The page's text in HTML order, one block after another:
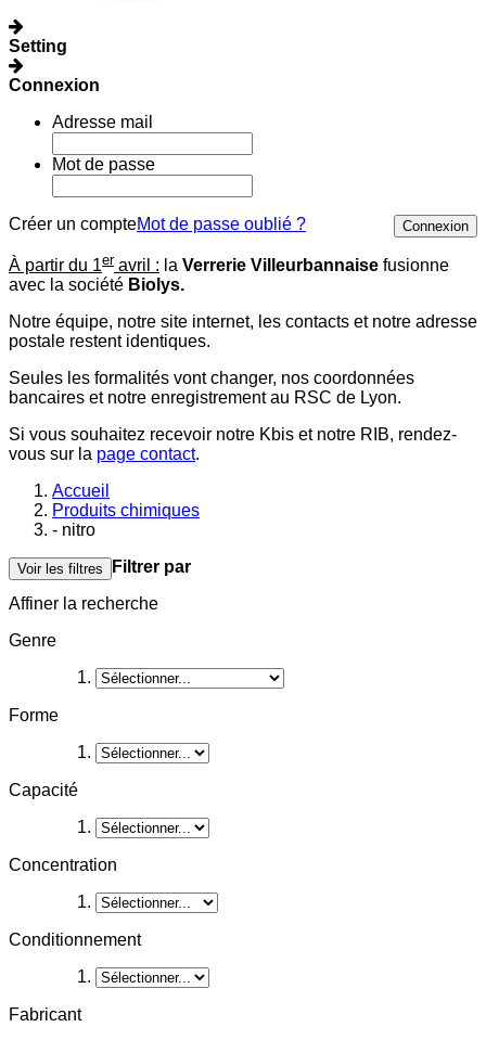
Setting
Connexion
Adresse mail
Mot de passe
Créer un compte Connexion
Mot de passe oublié ?
À partir du 1er avril : la Verrerie Villeurbannaise fusionne
avec la société Biolys.
Notre équipe, notre site internet, les contacts et notre adresse
postale restent identiques.
Seules les formalités vont changer, nos coordonnées
bancaires et notre enregistrement au RSC de Lyon.
Si vous souhaitez recevoir notre Kbis et notre RIB, rendez-
vous sur la page contact.
Accueil
Produits chimiques
- nitro
Voir les filtres
Filtrer par
Affiner la recherche
Genre
Forme
Capacité
Concentration
Conditionnement
Fabricant